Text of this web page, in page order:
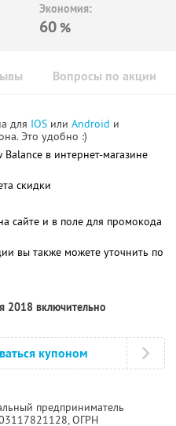
Экономия:
60 %
Вопросы по акции
для IOS или Android и
Это удобно :)
Balance в интернет-магазине
скидки
сайте и в поле для промокода
вы также можете уточнить по
2018 включительно
купоном
предприниматель
, ОГРН